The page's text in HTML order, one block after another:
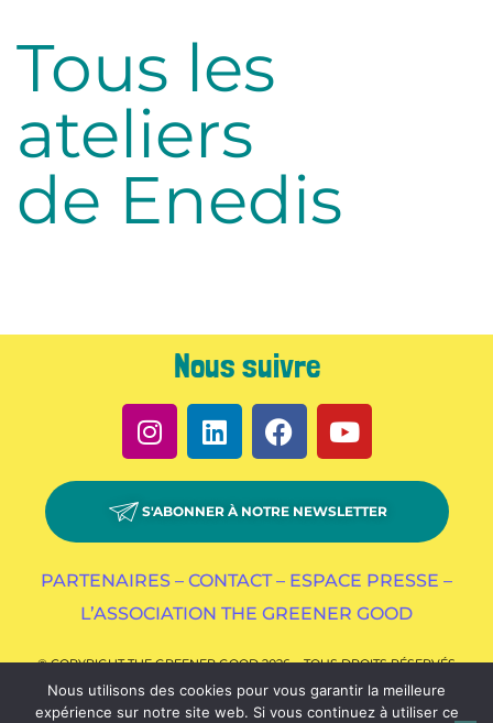
Tous les
ateliers
de Enedis
Nous suivre
S'ABONNER À NOTRE NEWSLETTER
PARTENAIRES – CONTACT – ESPACE PRESSE –
L’ASSOCIATION THE GREENER GOOD
© COPYRIGHT THE GREENER GOOD 2026 – TOUS DROITS RÉSERVÉS
Nous utilisons des cookies pour vous garantir la meilleure
expérience sur notre site web. Si vous continuez à utiliser ce